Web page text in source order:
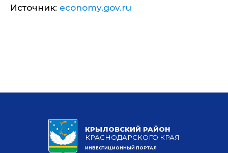
Источник: economy.gov.ru
КРЫЛОВСКИЙ РАЙОН
КРАСНОДАРСКОГО КРАЯ
ИНВЕСТИЦИОННЫЙ ПОРТАЛ